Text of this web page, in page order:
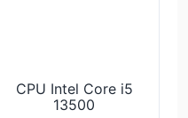
CPU Intel Core i5
13500